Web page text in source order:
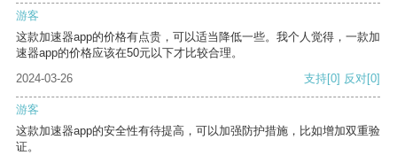
游客
这款加速器app的价格有点贵，可以适当降低一些。我个人觉得，一款加
速器app的价格应该在50元以下才比较合理。
2024-03-26
支持[0] 反对[0]
游客
这款加速器app的安全性有待提高，可以加强防护措施，比如增加双重验
证。